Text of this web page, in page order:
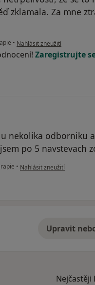
zklamala. Za mne
• podle názoru uživatele EN
Nahlásit zneužití
Zaregistrujte
nekolika odborniku
po 5 navstevach
• podle názoru uživatele K.P.
Nahlásit zneužití
Upravit
Nejčastěji